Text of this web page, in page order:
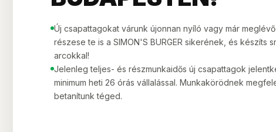
Új csapattagokat várunk újonnan nyíló vagy már
részese te is a SIMON'S BURGER sikerének, és készíts
arcokkal!
Jelenleg teljes- és részmunkaidős új csapattagok
minimum heti 26 órás vállalással. Munkakörödnek
betanítunk téged.